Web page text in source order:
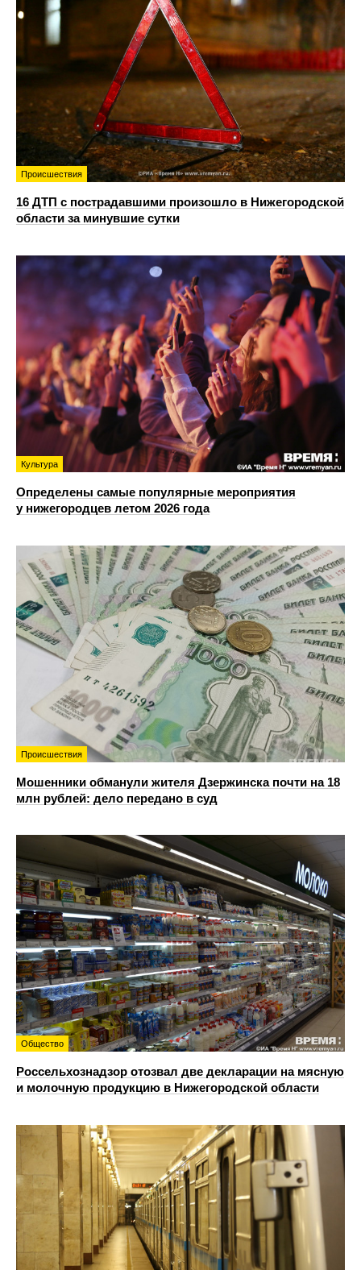
Происшествия
16 ДТП с пострадавшими произошло в Нижегородской
области за минувшие сутки
Культура
Определены самые популярные мероприятия
у нижегородцев летом 2026 года
Происшествия
Мошенники обманули жителя Дзержинска почти на 18
млн рублей: дело передано в суд
Общество
Россельхознадзор отозвал две декларации на мясную
и молочную продукцию в Нижегородской области